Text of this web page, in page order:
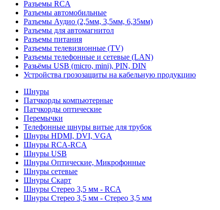
Разъемы RCA
Разъемы автомобильные
Разъемы Аудио (2,5мм, 3,5мм, 6,35мм)
Разъемы для автомагнитол
Разъемы питания
Разъемы телевизионные (TV)
Разъемы телефонные и сетевые (LAN)
Разьёмы USB (micro, mini), PIN, DIN
Устройства грозозащиты на кабельную продукцию
Шнуры
Патчкорды компьютерные
Патчкорды оптические
Перемычки
Телефонные шнуры витые для трубок
Шнуры HDMI, DVI, VGA
Шнуры RCA-RCA
Шнуры USB
Шнуры Оптические, Микрофонные
Шнуры сетевые
Шнуры Скарт
Шнуры Стерео 3,5 мм - RCA
Шнуры Стерео 3,5 мм - Стерео 3,5 мм